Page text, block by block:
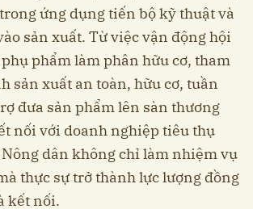
ứng dụng tiến bộ kỹ thuật và
sản xuất. Từ việc vận động hội
phẩm làm phân hữu cơ, tham
sản xuất an toàn, hữu cơ, tuần
đưa sản phẩm lên sàn thương
nối với doanh nghiệp tiêu thụ
dân không chỉ làm nhiệm vụ
thực sự trở thành lực lượng đồng
kết nối.